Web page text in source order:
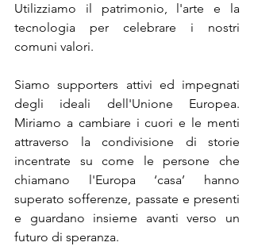
Utilizziamo il patrimonio, l'arte e la
tecnologia per celebrare i nostri
comuni valori.
Siamo supporters attivi ed impegnati
degli ideali dell'Unione Europea.
Miriamo a cambiare i cuori e le menti
attraverso la condivisione di storie
incentrate su come le persone che
chiamano l'Europa ‘casa’ hanno
superato sofferenze, passate e presenti
e guardano insieme avanti verso un
futuro di speranza.